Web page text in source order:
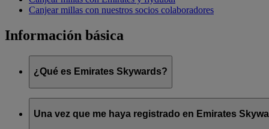
Canjear millas con nuestros socios colaboradores
Información básica
¿Qué es Emirates Skywards?
Emirates Skywards es el galardonado programa de
Ofrece a los socios una serie de ventajas y experiencias
Una vez que me haya registrado en Emirates